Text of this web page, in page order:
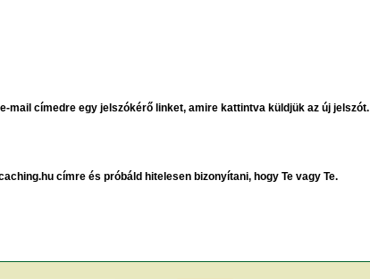
mail címedre egy jelszókérő linket, amire kattintva küldjük az új jelszót.
címre és próbáld hitelesen bizonyítani, hogy Te vagy Te.